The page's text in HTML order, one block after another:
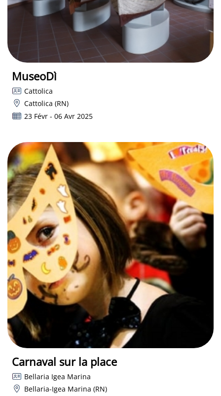
MuseoDì
Cattolica
Cattolica (RN)
23 Févr - 06 Avr 2025
Carnaval sur la place
Bellaria Igea Marina
Bellaria-Igea Marina (RN)